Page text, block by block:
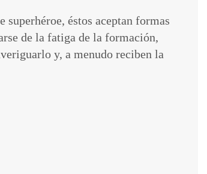
éstos aceptan formas
de la fatiga de la formación,
y, a menudo reciben la